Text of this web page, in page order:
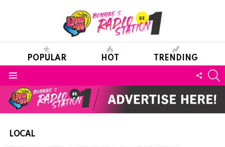
POPULAR HOT TRENDING
LOCAL